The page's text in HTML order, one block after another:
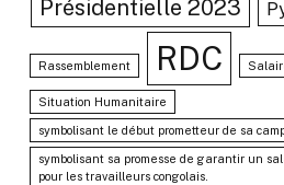
Présidentielle 2023
Rassemblement RDC
Situation Humanitaire
symbolisant le début prometteur de sa
symbolisant sa promesse de garantir un
pour les travailleurs congolais.